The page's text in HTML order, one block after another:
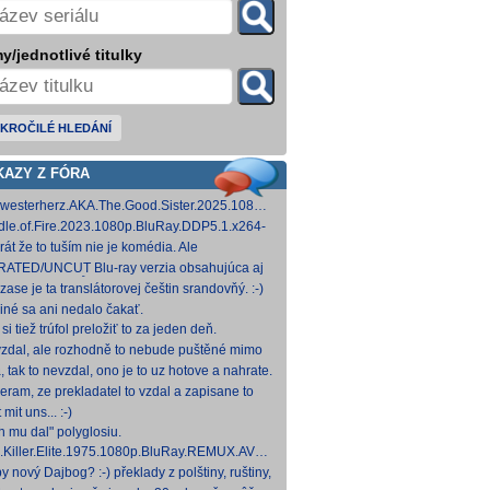
jednotlivé titulky
HLEDÁNÍ
Z FÓRA
cinepth [5,88 GB] Nemecké
[18,74 GB]
že to tuším nie je komédia. Ale
sa môže konať. Možno príde aj
pes a tomu
UNCUT Blu-ray verzia obsahujúca aj
Skarsgårda, explicitnejšie zábery sexu
je ta translátorovej češtin srandovňý. :-)
sa ani nedalo čakať.
si tiež trúfol preložiť to za jeden deň.
ale rozhodně to nebude puštěné mimo
Samozřejmě překladač.
tak to nevzdal, ono je to uz hotove a nahrate.
ze prekladatel to vzdal a zapisane to
mit uns... :-)
mu dal" polyglosiu.
[21,73 GB] Dnes na WS.
nový Dajbog? :-) překlady z polštiny, ruštiny,